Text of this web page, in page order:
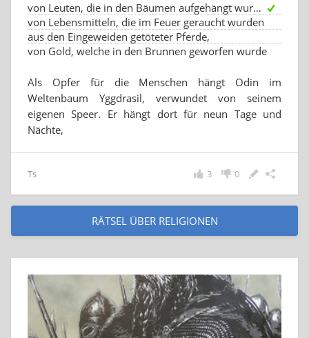
von Leuten, die in den Bäumen aufgehängt wurden
von Lebensmitteln, die im Feuer geraucht wurden
aus den Eingeweiden getöteter Pferde,
von Gold, welche in den Brunnen geworfen wurde
Als Opfer für die Menschen hängt Odin im
Weltenbaum Yggdrasil, verwundet von seinem
eigenen Speer. Er hängt dort für neun Tage und
Nächte,
Ts 0
3
RÄTSEL ÜBER RELIGIONEN